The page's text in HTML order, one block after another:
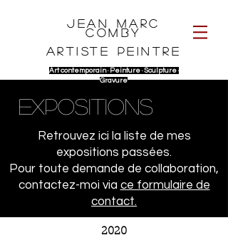
Jean Marc
Comby
Artiste peintre
Art contemporain · Peinture · Sculpture ·
Gravure
EXPOSITIONS
Retrouvez ici la liste de mes
expositions passées.
Pour toute demande de collaboration,
contactez-moi via ce formulaire de
contact.
2020